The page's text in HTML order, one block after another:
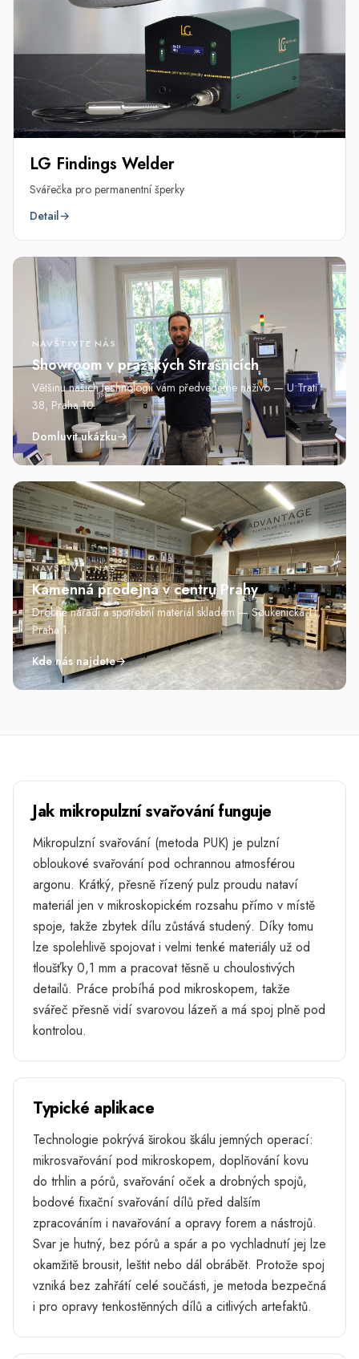
LG Findings Welder
Svářečka pro permanentní šperky
Detail→
NAVŠTIVTE NÁS
Showroom v pražských Strašnicích
Většinu našich technologií vám předvedeme naživo — U Trati
38, Praha 10.
Domluvit ukázku→
NAVŠTIVTE NÁS
Kamenná prodejna v centru Prahy
Drobné nářadí a spotřební materiál skladem — Soukenická 11,
Praha 1.
Kde nás najdete→
Jak mikropulzní svařování funguje
Mikropulzní svařování (metoda PUK) je pulzní
obloukové svařování pod ochrannou atmosférou
argonu. Krátký, přesně řízený pulz proudu nataví
materiál jen v mikroskopickém rozsahu přímo v místě
spoje, takže zbytek dílu zůstává studený. Díky tomu
lze spolehlivě spojovat i velmi tenké materiály už od
tloušťky 0,1 mm a pracovat těsně u choulostivých
detailů. Práce probíhá pod mikroskopem, takže
svářeč přesně vidí svarovou lázeň a má spoj plně pod
kontrolou.
Typické aplikace
Technologie pokrývá širokou škálu jemných operací:
mikrosvařování pod mikroskopem, doplňování kovu
do trhlin a pórů, svařování oček a drobných spojů,
bodové fixační svařování dílů před dalším
zpracováním i navařování a opravy forem a nástrojů.
Svar je hutný, bez pórů a spár a po vychladnutí jej lze
okamžitě brousit, leštit nebo dál obrábět. Protože spoj
vzniká bez zahřátí celé součásti, je metoda bezpečná
i pro opravy tenkostěnných dílů a citlivých artefaktů.